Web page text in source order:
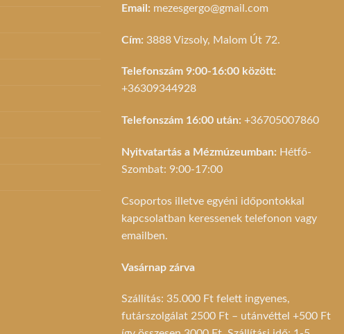
Email: mezesgergo@gmail.com
Cím: 3888 Vizsoly, Malom Út 72.
Telefonszám 9:00-16:00 között:
+36309344928
Telefonszám 16:00 után: +36705007860
Nyitvatartás a Mézmúzeumban: Hétfő-
Szombat: 9:00-17:00
Csoportos illetve egyéni időpontokkal
kapcsolatban keressenek telefonon vagy
emailben.
Vasárnap zárva
Szállítás: 35.000 Ft felett ingyenes,
futárszolgálat 2500 Ft – utánvéttel +500 Ft